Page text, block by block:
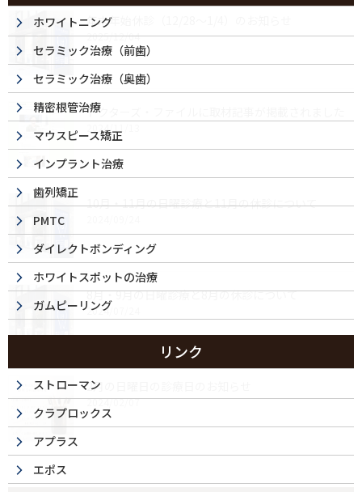
年末年始休診（12/28～1/4）のお知らせ
2025/12/04
ドクターズ・ファイルに取材記事が掲載されました
2024/11/13
10月・11月の日曜診療と11月の休診について
8月・9月の日曜診療と8月の休診について
2024/07/24
2月の日曜日の診療日のお知らせ
2024/02/07
ホワイトニング
セラミック治療（前歯）
セラミック治療（奥歯）
精密根管治療
マウスピース矯正
インプラント治療
歯列矯正
PMTC
ダイレクトボンディング
ホワイトスポットの治療
ガムピーリング
リンク
ストローマン
クラプロックス
アプラス
エポス